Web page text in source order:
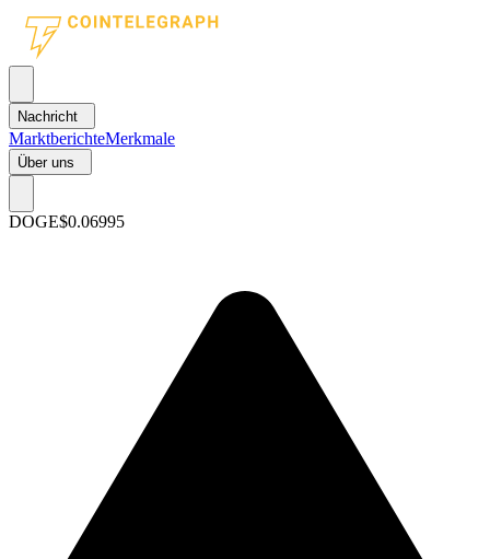
Nachricht
MarktberichteMerkmale
Über uns
DOGE$0.06995